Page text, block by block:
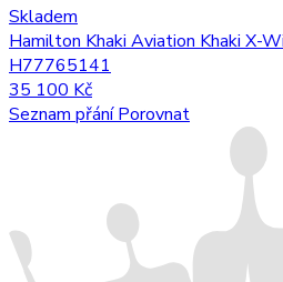
Skladem
Hamilton Khaki Aviation Khaki X-
H77765141
35 100 Kč
Seznam přání Porovnat